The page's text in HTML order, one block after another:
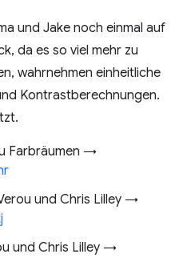
und Jake noch einmal auf
da es so viel mehr zu
wahrnehmen einheitliche
Kontrastberechnungen.
Farbräumen →
und Chris Lilley →
und Chris Lilley →